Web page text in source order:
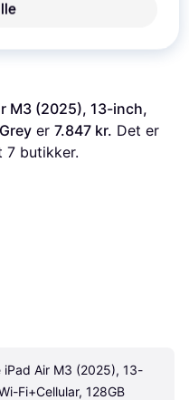
M3 (2025), 13-inch,
er 7.847 kr. Det er
7 butikker.
iPad Air M3 (2025), 13-
Fi+Cellular, 128GB